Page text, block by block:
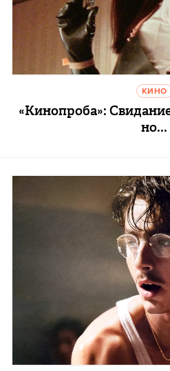
КИНО
«Кинопроба»:
но...